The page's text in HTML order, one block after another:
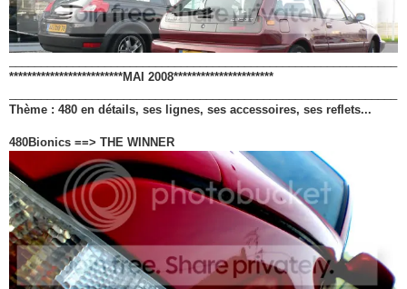
*************************MAI 2008**********************
Thème : 480 en détails, ses lignes, ses accessoires, ses reflets...
480Bionics ==> THE WINNER